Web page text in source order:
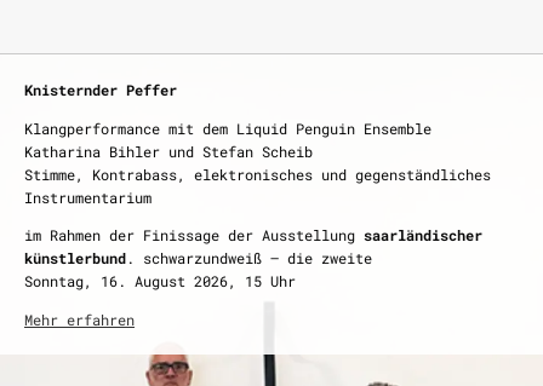
saarländischer künstlerbund
Dauer der Ausstellung
21. Juni – 16. August 2026
Öffnungszeiten
Di–Fr, 10–17 Uhr
Knisternder Peffer
Klangperformance mit dem Liquid Penguin Ensemble
Katharina Bihler und Stefan Scheib
Stimme, Kontrabass, elektronisches und gegenständliches
Instrumentarium
im Rahmen der Finissage der Ausstellung saarländischer
künstlerbund. schwarzundweiß – die zweite
Sonntag, 16. August 2026, 15 Uhr
Mehr erfahren